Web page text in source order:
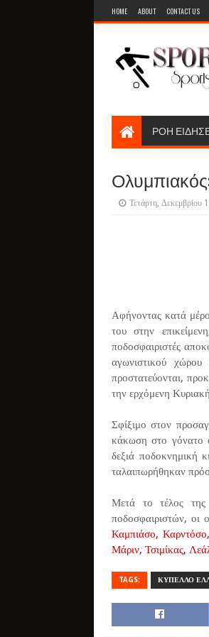
HOME ABOUT CONTACT US
ΡΟΗ
Τετάρτη, Δεκεμβρίου
Αφήνοντας κατά
του στην
ποδοσφαιριστές
αγωνιστικού
προστατεύονται,
την ερχόμενη
Σφίξιμο στον
κάκωση στο γόνατο
δεξιά ποδοκνημική
ταλαιπωρήθηκαν
Μετά το τέλος
ποδοσφαιριστών, οι
Καμπιάσο,
Μάριν, Τσιμίκας,
TAGS: ΚΥΠΕΛΛΟ